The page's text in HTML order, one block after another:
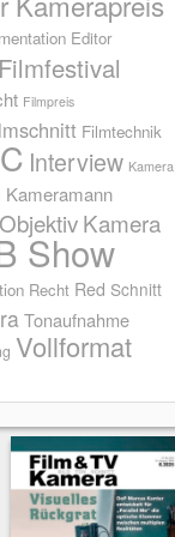
Editor
Filmfestival
Filmpreis
Filmtechnik
Interview Kamera
Kameramann
Kamera
Show
Recht Red Schnitt
Tonaufnahme
Vollformat